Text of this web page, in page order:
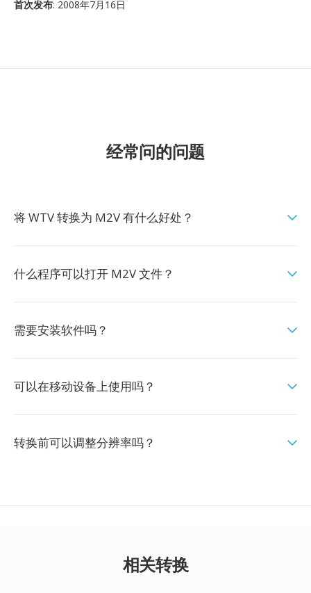
首次发布: 2008年7月16日
经常问的问题
将 WTV 转换为 M2V 有什么好处？
什么程序可以打开 M2V 文件？
需要安装软件吗？
可以在移动设备上使用吗？
转换前可以调整分辨率吗？
相关转换